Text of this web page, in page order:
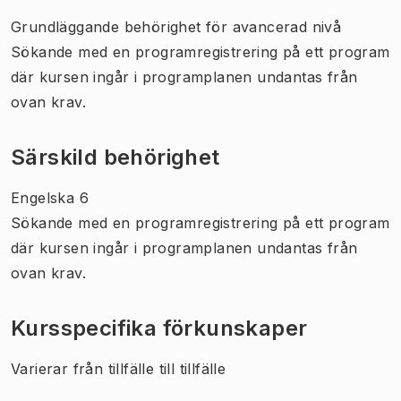
Grundläggande behörighet för avancerad nivå
Sökande med en programregistrering på ett program
där kursen ingår i programplanen undantas från
ovan krav.
Särskild behörighet
Engelska 6
Sökande med en programregistrering på ett program
där kursen ingår i programplanen undantas från
ovan krav.
Kursspecifika förkunskaper
Varierar från tillfälle till tillfälle